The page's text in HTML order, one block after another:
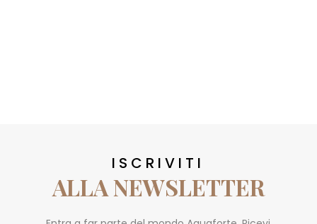
ISCRIVITI
ALLA NEWSLETTER